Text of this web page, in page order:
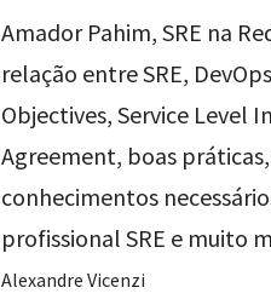
Amador Pahim, SRE na
relação entre SRE,
Objectives, Service Level
Agreement, boas
conhecimentos
profissional SRE e muito
Alexandre Vicenzi